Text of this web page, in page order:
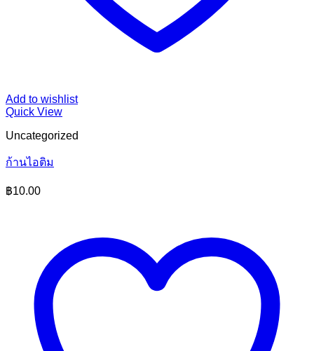
Add to wishlist
Quick View
Uncategorized
ก้านไอติม
฿10.00